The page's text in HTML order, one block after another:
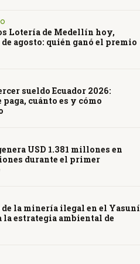
Lotería de Medellín hoy,
agosto: quién ganó el premio
sueldo Ecuador 2026:
paga, cuánto es y cómo
USD 1.381 millones en
durante el primer
de la minería ilegal en el Yasuní
la estrategia ambiental de